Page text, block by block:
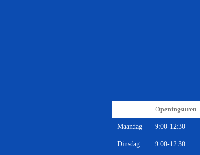
Openingsuren
Maandag 9:00-12:30
Dinsdag 9:00-12:30